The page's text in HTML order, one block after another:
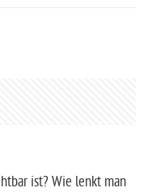
ist? Wie lenkt man